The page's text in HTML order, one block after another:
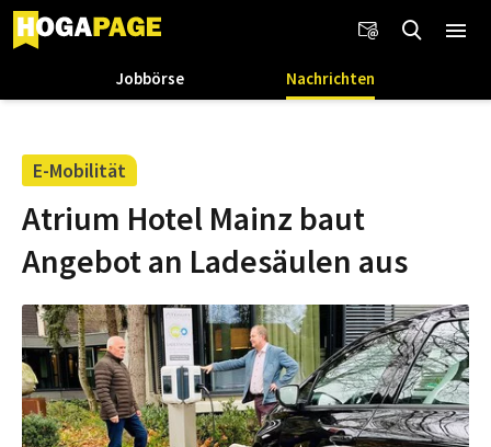
Jobbörse Nachrichten
E-Mobilität
Atrium Hotel Mainz baut
Angebot an Ladesäulen aus